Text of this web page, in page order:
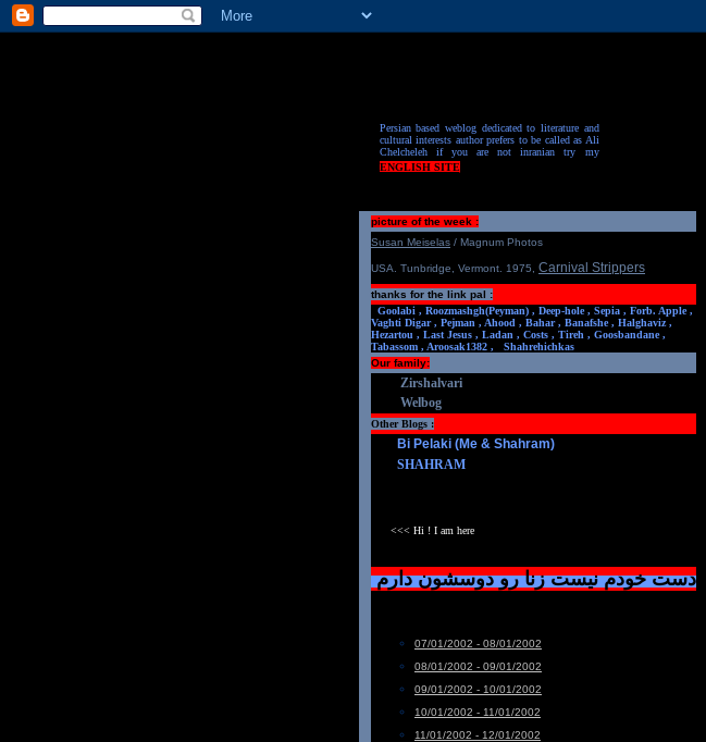
Persian based weblog dedicated to literature and
cultural interests author prefers to be called as Ali
Chelcheleh if you are not inranian try my
ENGLISH SITE
picture of the week :
Susan Meiselas / Magnum Photos
USA. Tunbridge, Vermont. 1975 Carnival Strippers
thanks for the link pal :
Goolabi , Roozmashgh(Peyman) , Deep-hole , Sepia , Forb. Apple ,
Vaghti Digar , Pejman , Ahood , Bahar , Banafshe , Halghaviz ,
Hezartou , Last Jesus , Ladan , Costs , Tireh , Goosbandane ,
Tabassom , Aroosak1382 ,
Shahrehichkas
Our family:
Zirshalvari
Welbog
Other Blogs :
Bi Pelaki (Me & Shahram)
SHAHRAM
<<< Hi ! I am here
دست خودم نیست زنا رو دوسشون دارم
07/01/2002 - 08/01/2002
08/01/2002 - 09/01/2002
09/01/2002 - 10/01/2002
10/01/2002 - 11/01/2002
11/01/2002 - 12/01/2002